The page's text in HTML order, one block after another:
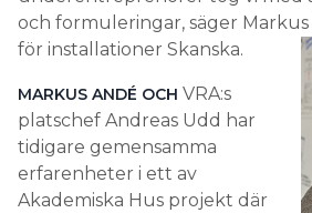
och formuleringar, säger
för installationer Skanska.
MARKUS ANDÉ OCH VRA:s
platschef Andreas Udd har
tidigare gemensamma
erfarenheter i ett av
Akademiska Hus projekt där